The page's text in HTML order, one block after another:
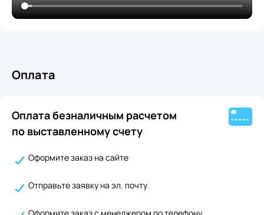
Оплата
Оплата безналичным расчетом
по выставленному счету
Оформите заказ на сайте
Отправьте заявку на эл. почту